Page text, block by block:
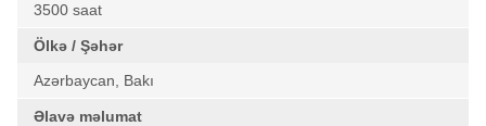
3500 saat
Ölkə / Şəhər
Azərbaycan, Bakı
Əlavə məlumat